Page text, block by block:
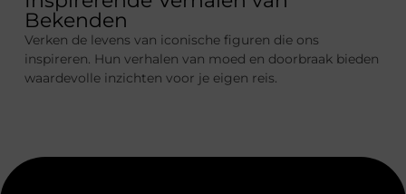
Bekenden
Verken de levens van iconische figuren die ons
inspireren. Hun verhalen van moed en doorbraak bieden
waardevolle inzichten voor je eigen reis.